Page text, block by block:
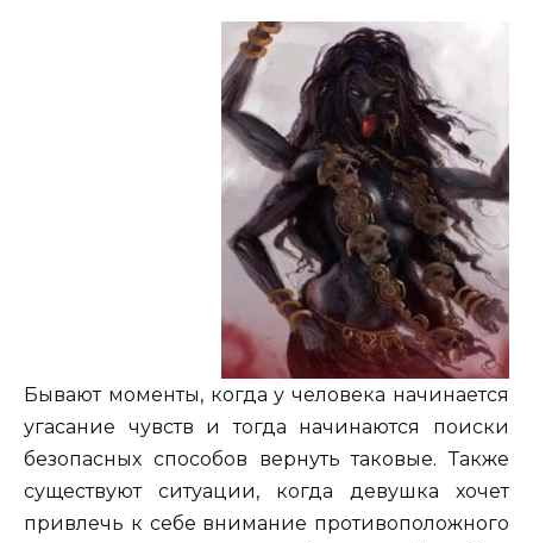
Бывают моменты, когда у человека начинается
угасание чувств и тогда начинаются поиски
безопасных способов вернуть таковые. Также
существуют ситуации, когда девушка хочет
привлечь к себе внимание противоположного